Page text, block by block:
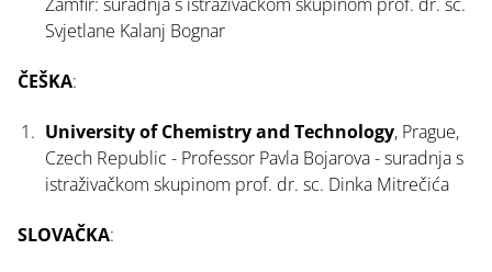
Svjetlane Kalanj Bognar
ČEŠKA:
University of Chemistry and Technology, Prague,
Czech Republic - Professor Pavla Bojarova - suradnja s
istraživačkom skupinom prof. dr. sc. Dinka Mitrečića
SLOVAČKA: